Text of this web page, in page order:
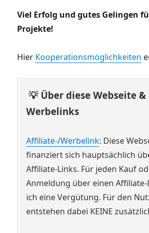
Viel Erfolg und gutes Gelingen
Projekte!
Hier Kooperationsmöglichkeiten
💡 Über diese Webseite &
Werbelinks
Affiliate-/Werbelink: Diese
finanziert sich hauptsächlich
Affiliate-Links. Für jeden Kauf
Anmeldung über einen
ich eine Vergütung. Für den
entstehen dabei KEINE